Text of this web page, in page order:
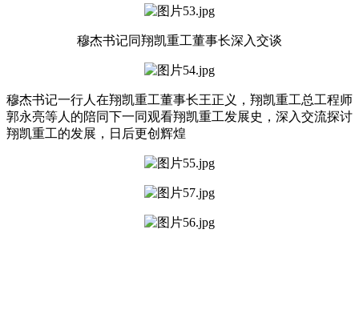
穆杰书记同翔凯重工董事长深入交谈
穆杰书记一行人在翔凯重工董事长王正义，翔凯重工总工程师
郭永亮等人的陪同下一同观看翔凯重工发展史，深入交流探讨
翔凯重工的发展，日后更创辉煌